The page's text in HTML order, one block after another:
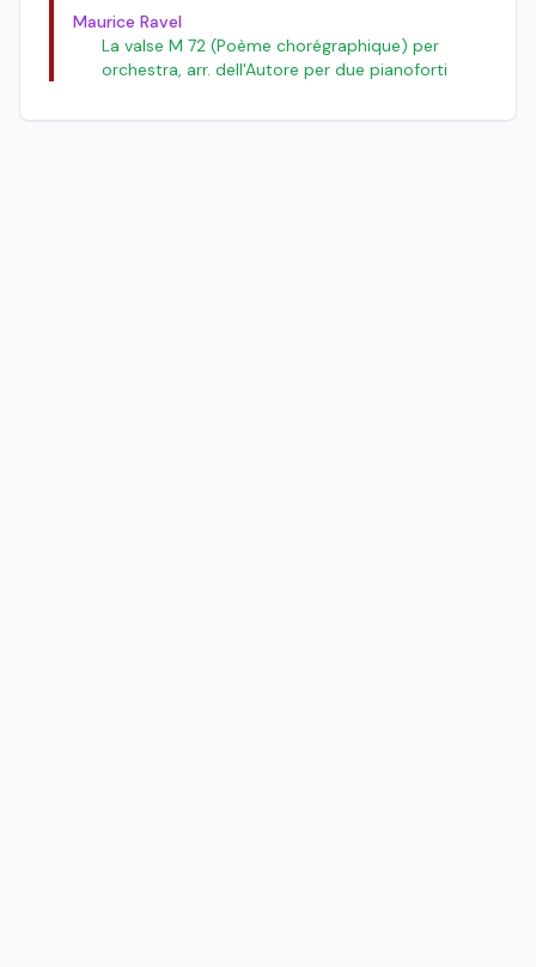
Maurice Ravel
La valse M 72 (Poème chorégraphique) per
orchestra, arr. dell'Autore per due pianoforti